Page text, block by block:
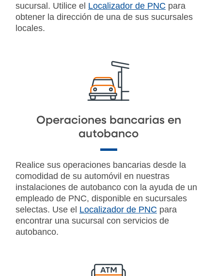
sucursal. Utilice el Localizador de PNC para
obtener la dirección de una de sus sucursales
locales.
Operaciones bancarias en
autobanco
Realice sus operaciones bancarias desde la
comodidad de su automóvil en nuestras
instalaciones de autobanco con la ayuda de un
empleado de PNC, disponible en sucursales
selectas. Use el Localizador de PNC para
encontrar una sucursal con servicios de
autobanco.